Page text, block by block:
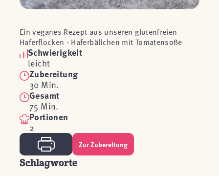
Ein veganes Rezept aus unseren glutenfreien
Haferflocken - Haferbällchen mit Tomatensoße
Schwierigkeit
leicht
Zubereitung
30 Min.
Gesamt
75 Min.
Portionen
2
Zur Zubereitung
Schlagworte